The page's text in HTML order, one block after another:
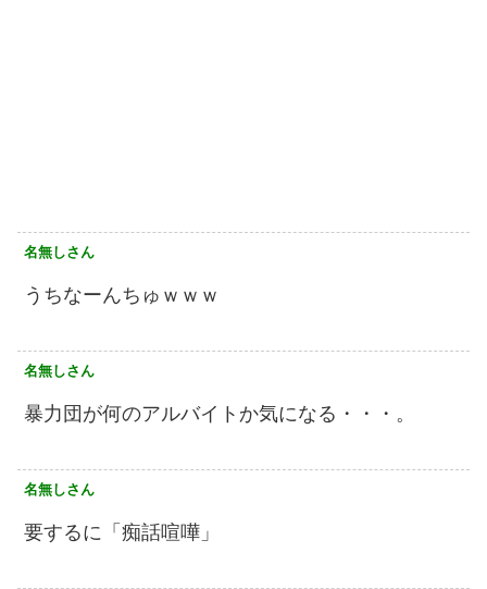
名無しさん
うちなーんちゅｗｗｗ
名無しさん
暴力団が何のアルバイトか気になる・・・。
名無しさん
要するに「痴話喧嘩」